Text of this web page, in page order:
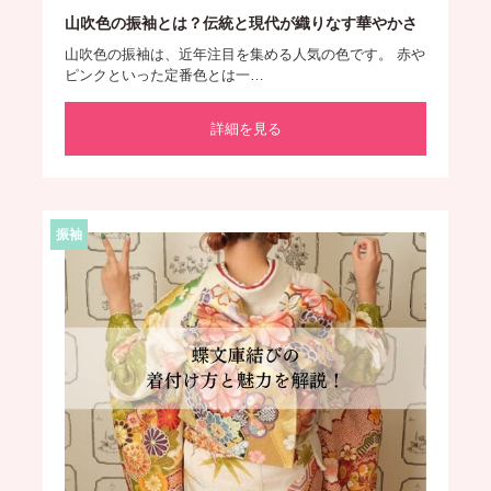
山吹色の振袖とは？伝統と現代が織りなす華やかさ
山吹色の振袖は、近年注目を集める人気の色です。 赤や
ピンクといった定番色とは一…
詳細を見る
振袖